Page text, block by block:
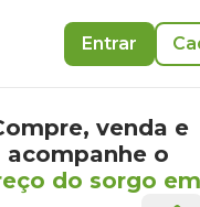
Entrar
venda e
acompanhe o
do sorgo em